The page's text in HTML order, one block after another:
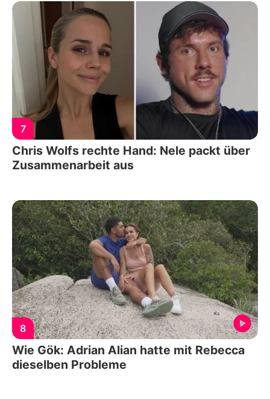
7
Chris Wolfs rechte Hand: Nele packt über
Zusammenarbeit aus
8
Wie Gök: Adrian Alian hatte mit Rebecca
dieselben Probleme